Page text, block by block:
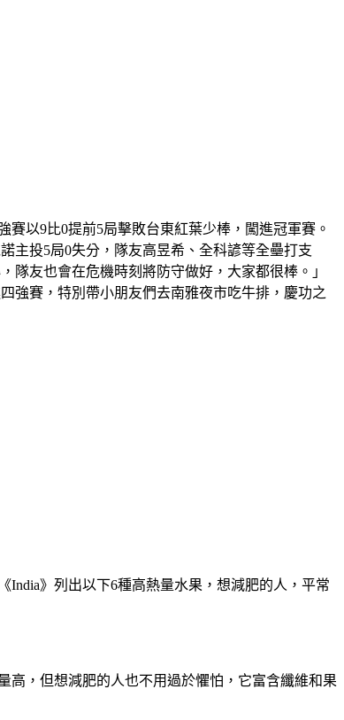
以9比0提前5局擊敗台東紅葉少棒，闖進冠軍賽。
主投5局0失分，隊友高昱希、全科諺等全壘打支
隊友也會在危機時刻將防守做好，大家都很棒。」
強賽，特別帶小朋友們去南雅夜市吃牛排，慶功之
》列出以下6種高熱量水果，想減肥的人，平常
高，但想減肥的人也不用過於懼怕，它富含纖維和果